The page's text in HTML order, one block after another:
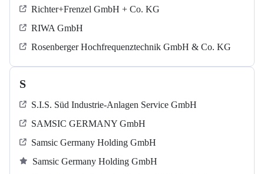
Richter+Frenzel GmbH + Co. KG
RIWA GmbH
Rosenberger Hochfrequenztechnik GmbH & Co. KG
S
S.I.S. Süd Industrie-Anlagen Service GmbH
SAMSIC GERMANY GmbH
Samsic Germany Holding GmbH
Samsic Germany Holding GmbH